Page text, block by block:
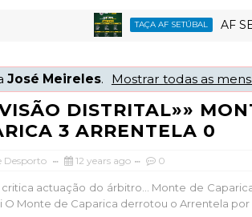
TAÇA AF SETÚBAL AF
José Meireles. Mostrar todas as
DISTRITAL»»
3 ARRENTELA 0
Desporto 12 years ago 0
actuação do árbitro… Monte de
O Monte de Caparica derrotou o Arrentela por